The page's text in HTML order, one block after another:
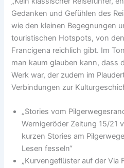
Gedanken und Gefühlen des
wie den kleinen Begegnungen
touristischen Hotspots, von
Francigena reichlich gibt. Im
man kaum glauben kann, dass
Werk war, der zudem im
Verbindungen zur
„Stories vom
Wernigeröder Zeitung 15/21
kurzen Stories am
Lesen fesseln“
„Kurvengeflüster auf der Via